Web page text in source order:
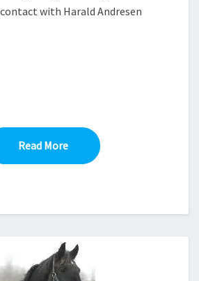
with Harald Andresen
Read MoreRead More